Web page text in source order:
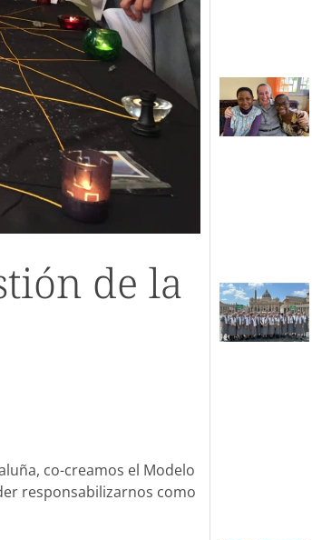
de la
co-creamos el Modelo
responsabilizarnos como